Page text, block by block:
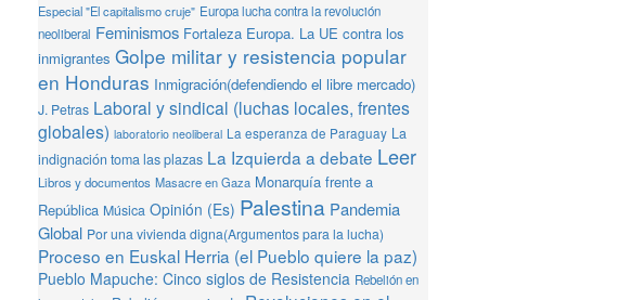
Especial "El capitalismo cruje" Europa lucha contra la revolución
neoliberal Feminismos Fortaleza Europa. La UE contra los
inmigrantes Golpe militar y resistencia popular
en Honduras Inmigración(defendiendo el libre mercado)
J. Petras Laboral y sindical (luchas locales, frentes
globales) laboratorio neoliberal La esperanza de Paraguay La
indignación toma las plazas La Izquierda a debate Leer
Libros y documentos Masacre en Gaza Monarquía frente a
República Música Opinión (Es) Palestina Pandemia
Global Por una vivienda digna(Argumentos para la lucha)
Proceso en Euskal Herria (el Pueblo quiere la paz)
Pueblo Mapuche: Cinco siglos de Resistencia Rebelión en